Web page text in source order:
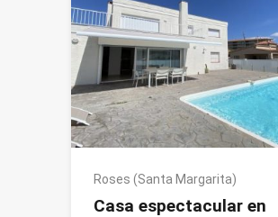
Roses (Santa Margarita)
Casa espectacular en